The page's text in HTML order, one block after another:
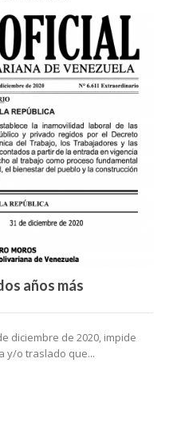
años más
diciembre de 2020, impide
y/o traslado que...